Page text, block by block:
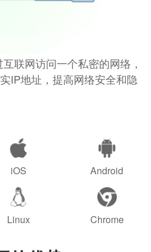
联网访问一个私密的网络，
IP地址，提高网络安全和隐
iOS Android
Linux Chrome